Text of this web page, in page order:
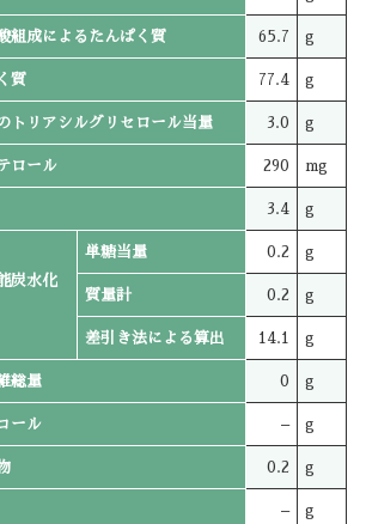
組成によるたんぱく質 65.7 g
質 77.4 g
トリアシルグリセロール当量 3.0 g
ロール 290 mg
3.4 g
炭水化
単糖当量 0.2 g
質量計 0.2 g
差引き法による算出 14.1 g
総量 0 g
ール – g
0.2 g
– g